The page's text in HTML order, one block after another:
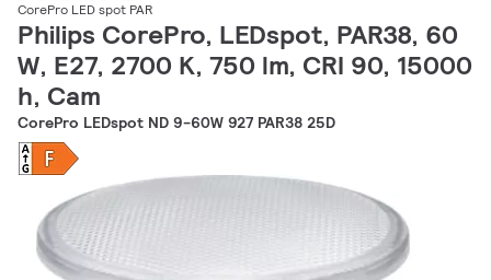
CorePro LED spot PAR
Philips CorePro, LEDspot, PAR38, 60
W, E27, 2700 K, 750 lm, CRI 90, 15000
h, Cam
CorePro LEDspot ND 9-60W 927 PAR38 25D